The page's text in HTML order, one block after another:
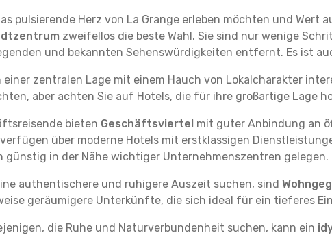
pulsierende Herz von La Grange erleben möchten und
zweifellos die beste Wahl. Sie sind nur wenige
und bekannten Sehenswürdigkeiten entfernt. Es ist
einer zentralen Lage mit einem Hauch von Lokalcharakter
aber achten Sie auf Hotels, die für ihre großartige Lage
bieten Geschäftsviertel mit guter Anbindung an
über moderne Hotels mit erstklassigen
günstig in der Nähe wichtiger Unternehmenszentren gelegen.
authentischere und ruhigere Auszeit suchen, sind
geräumigere Unterkünfte, die sich ideal für ein tieferes
die Ruhe und Naturverbundenheit suchen, kann ein